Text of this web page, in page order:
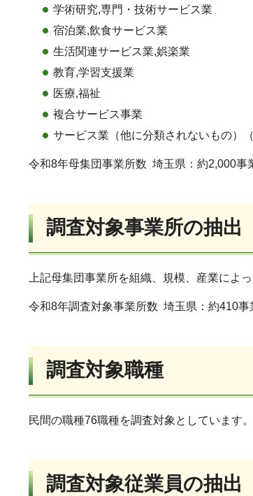
学術研究,専門・技術サービス業
宿泊業,飲食サービス業
生活関連サービス業,娯楽業
教育,学習支援業
医療,福祉
複合サービス事業
サービス業（他に分類されないもの）
令和8年母集団事業所数 埼玉県：約2,000
調査対象事業所の抽出
上記母集団事業所を組織、規模、産業によ
令和8年調査対象事業所数 埼玉県：約410
調査対象職種
民間の職種76職種を調査対象としています。
調査対象従業員の抽出